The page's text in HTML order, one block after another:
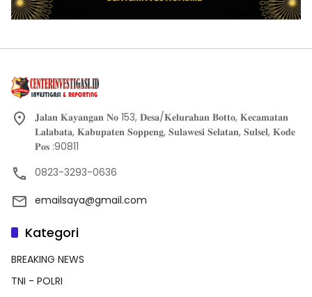
𝐉𝐚𝐥𝐚𝐧 𝐊𝐚𝐲𝐚𝐧𝐠𝐚𝐧 𝐍𝐨 153, 𝐃𝐞𝐬𝐚/𝐊𝐞𝐥𝐮𝐫𝐚𝐡𝐚𝐧 𝐁𝐨𝐭𝐭𝐨, 𝐊𝐞𝐜𝐚𝐦𝐚𝐭𝐚𝐧
𝐋𝐚𝐥𝐚𝐛𝐚𝐭𝐚, 𝐊𝐚𝐛𝐮𝐩𝐚𝐭𝐞𝐧 𝐒𝐨𝐩𝐩𝐞𝐧𝐠, 𝐒𝐮𝐥𝐚𝐰𝐞𝐬𝐢 𝐒𝐞𝐥𝐚𝐭𝐚𝐧, 𝐒𝐮𝐥𝐬𝐞𝐥, 𝐊𝐨𝐝𝐞
𝐏𝐨𝐬 :90811
0823-3293-0636
emailsaya@gmail.com
Kategori
BREAKING NEWS
TNI - POLRI